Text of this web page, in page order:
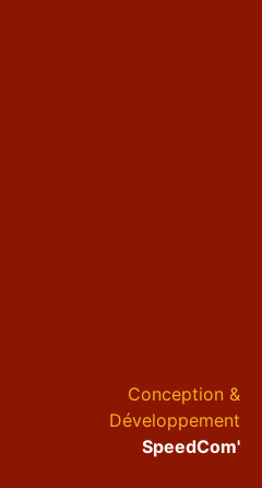
Conception &
Développement
SpeedCom'